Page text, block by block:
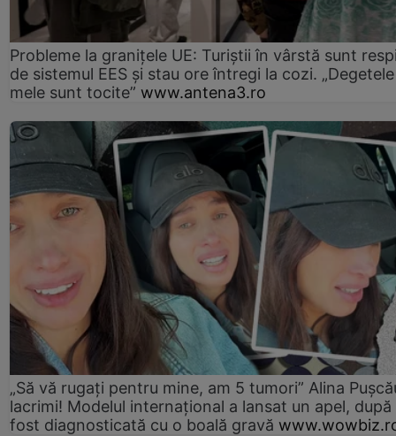
Probleme la granițele UE: Turiștii în vârstă sunt
de sistemul EES și stau ore întregi la cozi. „Degetele
mele sunt tocite” www.antena3.ro
„Să vă rugați pentru mine, am 5 tumori” Alina
lacrimi! Modelul internațional a lansat un apel, după
fost diagnosticată cu o boală gravă